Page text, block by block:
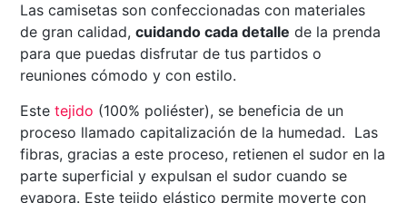
Las camisetas son confeccionadas con materiales
de gran calidad,cuidando cada detalle de la prenda
para que puedas disfrutar de tus partidos o
reuniones cómodo y con estilo.
Estetejido (100% poliéster), se beneficia de un
proceso llamado capitalización de la humedad. Las
fibras, gracias a este proceso, retienen el sudor en la
parte superficial y expulsan el sudor cuando se
evapora. Este tejido elástico permite moverte con